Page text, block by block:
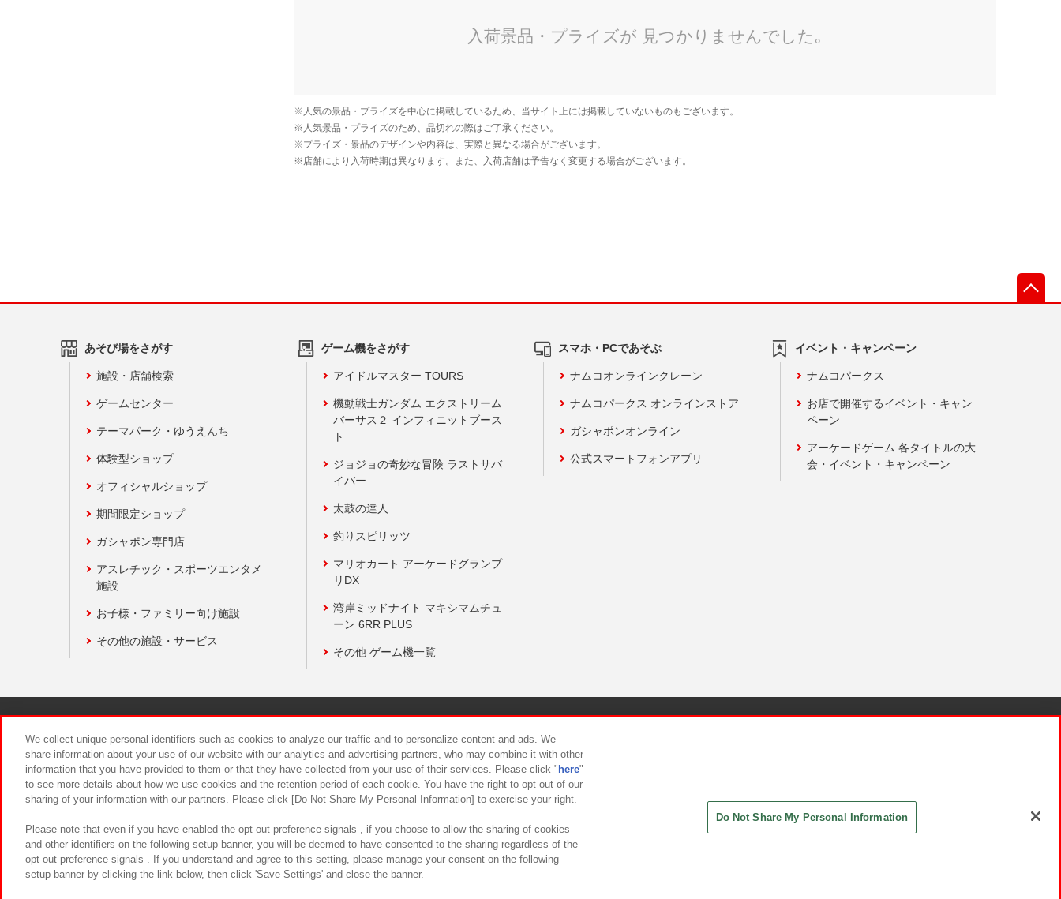
あそび場をさがす
施設・店舗検索
ゲームセンター
テーマパーク・ゆうえんち
体験型ショップ
オフィシャルショップ
期間限定ショップ
ガシャポン専門店
アスレチック・スポーツエンタメ
施設
お子様・ファミリー向け施設
その他の施設・サービス
ゲーム機をさがす
アイドルマスター TOURS
機動戦士ガンダム エクストリーム
バーサス２ インフィニットブース
ト
ジョジョの奇妙な冒険 ラストサバ
イバー
太鼓の達人
釣りスピリッツ
マリオカート アーケードグランプ
リDX
湾岸ミッドナイト マキシマムチュ
ーン 6RR PLUS
その他 ゲーム機一覧
スマホ・PCであそぶ
ナムコオンラインクレーン
ナムコパークス オンラインストア
ガシャポンオンライン
公式スマートフォンアプリ
イベント・キャンペーン
ナムコパークス
お店で開催するイベント・キャン
ペーン
アーケードゲーム 各タイトルの大
会・イベント・キャンペーン
食品のご提供について カスタマーハラスメント対応方針
We collect unique personal identifiers such as cookies to analyze our traffic and to personalize content and ads. We
share information about your use of our website with our analytics and advertising partners, who may combine it with other
information that you have provided to them or that they have collected from your use of their services. Please click " here"
to see more details about how we use cookies and the retention period of each cookie. You have the right to opt out of our
sharing of your information with our partners. Please click [Do Not Share My Personal Information] to exercise your right.
Please note that even if you have enabled the opt-out preference signals , if you choose to allow the sharing of cookies
and other identifiers on the following setup banner, you will be deemed to have consented to the sharing regardless of the
opt-out preference signals . If you understand and agree to this setting, please manage your consent on the following
setup banner by clicking the link below, then click 'Save Settings' and close the banner.
Do Not Share My Personal Information